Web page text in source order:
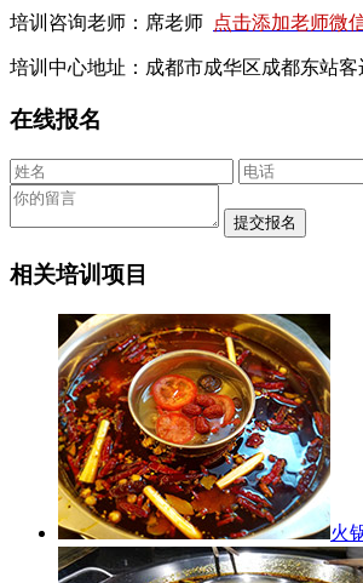
培训咨询老师：席老师 点击添加老师微
培训中心地址：成都市成华区成都东站
在线报名
相关培训项目
火